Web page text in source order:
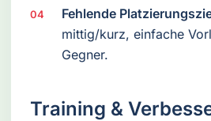
Fehlende
mittig/kurz, einfache
Gegner.
Training &